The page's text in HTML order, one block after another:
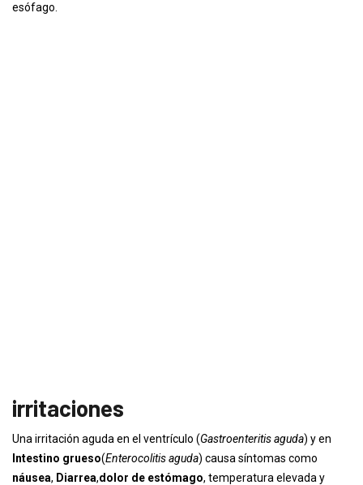
esófago.
irritaciones
Una irritación aguda en el ventrículo (Gastroenteritis aguda) y en
Intestino grueso(Enterocolitis aguda) causa síntomas como
náusea, Diarrea,dolor de estómago, temperatura elevada y